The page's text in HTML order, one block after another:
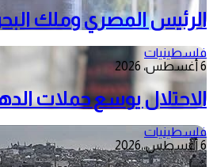
الرئيس المصري وملك
فلسطينيات
6 أغسطس، 2026
الاحتلال يوسع حملات
فلسطينيات
6 أغسطس، 2026